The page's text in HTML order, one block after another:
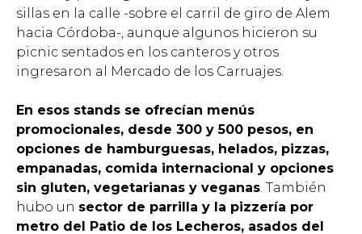
sillas en la calle -sobre el carril de giro de Alem
hacia Córdoba-, aunque algunos hicieron su
picnic sentados en los canteros y otros
ingresaron al Mercado de los Carruajes.
En esos stands se ofrecían menús
promocionales, desde 300 y 500 pesos, en
opciones de hamburguesas, helados, pizzas,
empanadas, comida internacional y opciones
sin gluten, vegetarianas y veganas . También
hubo un sector de parrilla y la pizzería por
metro del Patio de los Lecheros, asados del